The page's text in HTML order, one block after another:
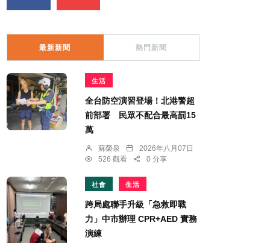
最新新聞 熱門新聞
生活
全台防空演習登場！北港警超
前部署 民眾不配合最高罰15
萬
蘇榮泉
2026年八月07日
526 觀看
0 分享
社會 生活
跨局處聯手升級「急救即戰
力」中市辦理 CPR+AED 實務
演練